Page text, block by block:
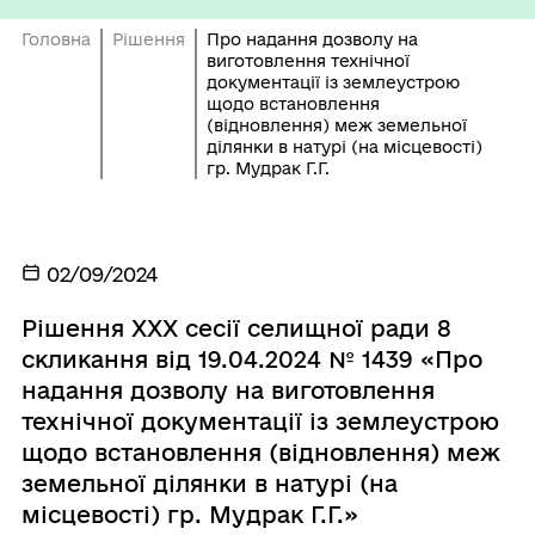
Головна Рішення
Про надання дозволу на
виготовлення технічної
документації із землеустрою
щодо встановлення
(відновлення) меж земельної
ділянки в натурі (на місцевості)
гр. Мудрак Г.Г.
02/09/2024
Рішення ХХХ сесії селищної ради 8
скликання від 19.04.2024 № 1439 «Про
надання дозволу на виготовлення
технічної документації із землеустрою
щодо встановлення (відновлення) меж
земельної ділянки в натурі (на
місцевості) гр. Мудрак Г.Г.»